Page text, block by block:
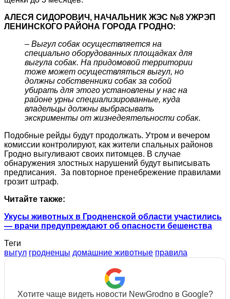
АЛЕСЯ СИДОРОВИЧ, НАЧАЛЬНИК ЖЭС №8 УЖРЭП
ЛЕНИНСКОГО РАЙОНА ГОРОДА ГРОДНО:
– Выгул собак осуществляется на
специально оборудованных площадках для
выгула собак. На придомовой территории
тоже может осуществляться выгул, но
должны собственники собак за собой
убирать для этого установлены у нас на
районе урны специализированные, куда
владельцы должны выбрасывать
экскрименты от жизнедеятельности собак.
Подобные рейды будут продолжать. Утром и вечером
комиссии контролируют, как жители спальных районов
Гродно выгуливают своих питомцев. В случае
обнаружения злостных нарушений будут выписывать
предписания. За повторное пренебрежение правилами
грозит штраф.
Читайте также:
Укусы животных в Гродненской области участились
— врачи предупреждают об опасности бешенства
Теги
выгул гродненцы домашние животные правила
Хотите чаще видеть новости NewGrodno в Google?